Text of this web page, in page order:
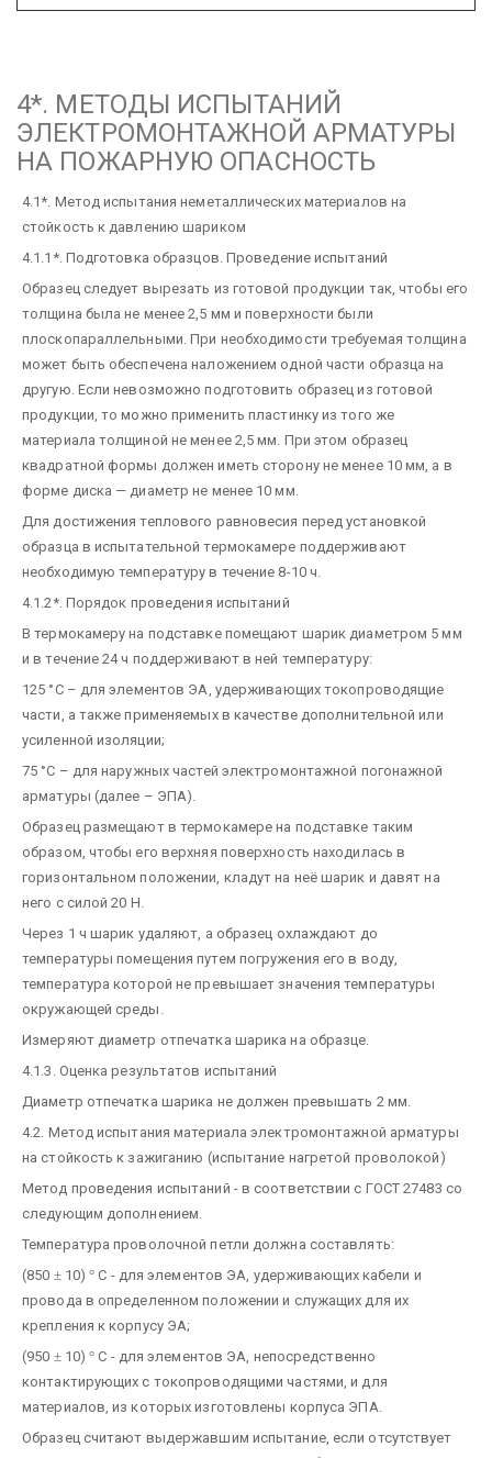
4*. МЕТОДЫ ИСПЫТАНИЙ
ЭЛЕКТРОМОНТАЖНОЙ АРМАТУРЫ
НА ПОЖАРНУЮ ОПАСНОСТЬ
4.1*. Метод испытания неметаллических материалов на
стойкость к давлению шариком
4.1.1*. Подготовка образцов. Проведение испытаний
Образец следует вырезать из готовой продукции так, чтобы его
толщина была не менее 2,5 мм и поверхности были
плоскопараллельными. При необходимости требуемая толщина
может быть обеспечена наложением одной части образца на
другую. Если невозможно подготовить образец из готовой
продукции, то можно применить пластинку из того же
материала толщиной не менее 2,5 мм. При этом образец
квадратной формы должен иметь сторону не менее 10 мм, а в
форме диска — диаметр не менее 10 мм.
Для достижения теплового равновесия перед установкой
образца в испытательной термокамере поддерживают
необходимую температуру в течение 8-10 ч.
4.1.2*. Порядок проведения испытаний
В термокамеру на подставке помещают шарик диаметром 5 мм
и в течение 24 ч поддерживают в ней температуру:
125 °С – для элементов ЭА, удерживающих токопроводящие
части, а также применяемых в качестве дополнительной или
усиленной изоляции;
75 °С – для наружных частей электромонтажной погонажной
арматуры (далее – ЭПА).
Образец размещают в термокамере на подставке таким
образом, чтобы его верхняя поверхность находилась в
горизонтальном положении, кладут на неё шарик и давят на
него с силой 20 Н.
Через 1 ч шарик удаляют, а образец охлаждают до
температуры помещения путем погружения его в воду,
температура которой не превышает значения температуры
окружающей среды.
Измеряют диаметр отпечатка шарика на образце.
4.1.3. Оценка результатов испытаний
Диаметр отпечатка шарика не должен превышать 2 мм.
4.2. Метод испытания материала электромонтажной арматуры
на стойкость к зажиганию (испытание нагретой проволокой)
Метод проведения испытаний - в соответствии с ГОСТ 27483 со
следующим дополнением.
Температура проволочной петли должна составлять:
(850 ±10)° С - для элементов ЭА, удерживающих кабели и
провода в определенном положении и служащих для их
крепления к корпусу ЭА;
(950 ±10)° С - для элементов ЭА, непосредственно
контактирующих с токопроводящими частями, и для
материалов, из которых изготовлены корпуса ЭПА.
Образец считают выдержавшим испытание, если отсутствует